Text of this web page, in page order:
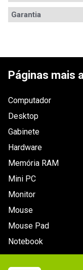
Avaliações
ESCREVER
Garantia
Páginas mais
Computador
Desktop
Gabinete
Hardware
Memória RAM
Mini PC
Monitor
Mouse
Mouse Pad
Notebook